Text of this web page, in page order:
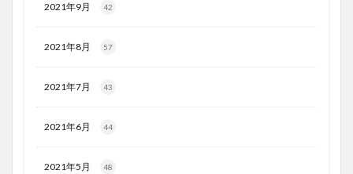
2021年9月 42
2021年8月 57
2021年7月 43
2021年6月 44
2021年5月 48